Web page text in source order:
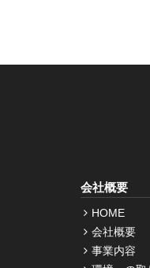
会社概要
HOME
会社概要
事業内容